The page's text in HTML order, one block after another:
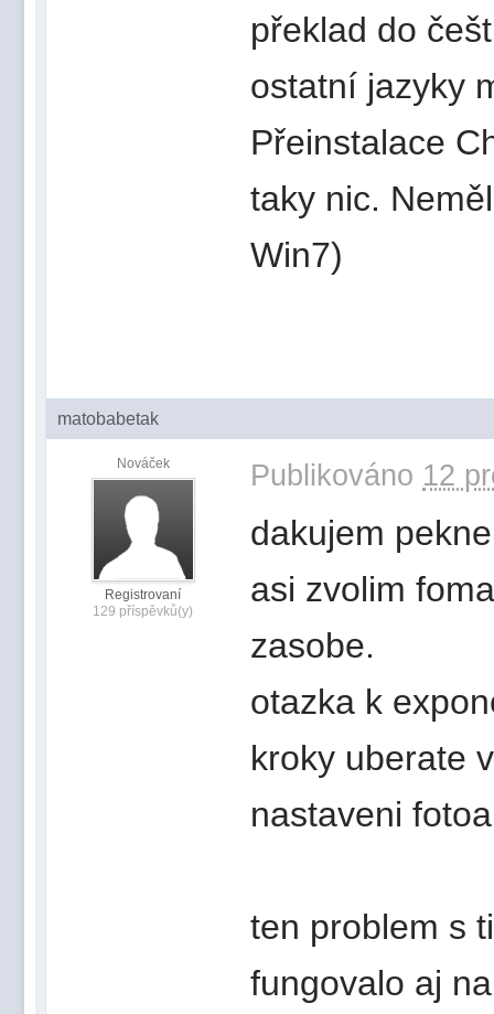
překlad do
ostatní jazyky
Přeinstalace
taky nic.
Win7)
matobabetak
Nováček
Registrovaní
129 příspěvků(y)
Publikováno 12
dakujem
asi zvolim
zasobe.
otazka k
kroky uberate
nastaveni
ten problem s
fungovalo aj